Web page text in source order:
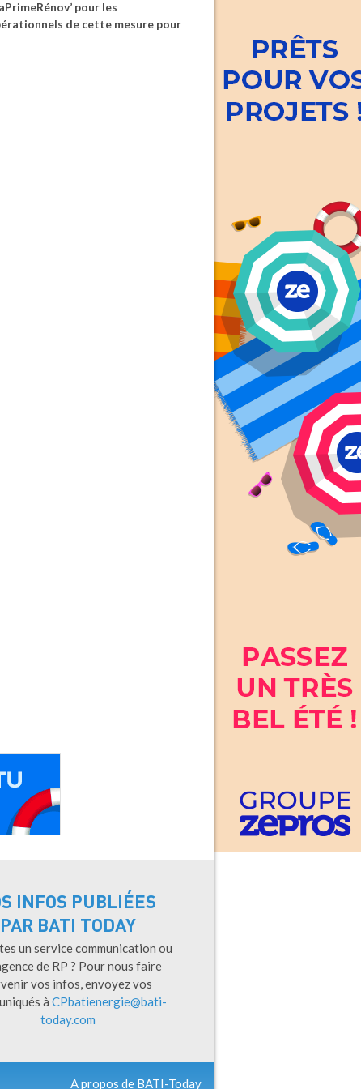
pour les
de cette mesure pour
INFOS PUBLIÉES
PAR BATI TODAY
un service communication ou
de RP ? Pour nous faire
vos infos, envoyez vos
àCPbatienergie@bati-
today.com
A propos de BATI-Today